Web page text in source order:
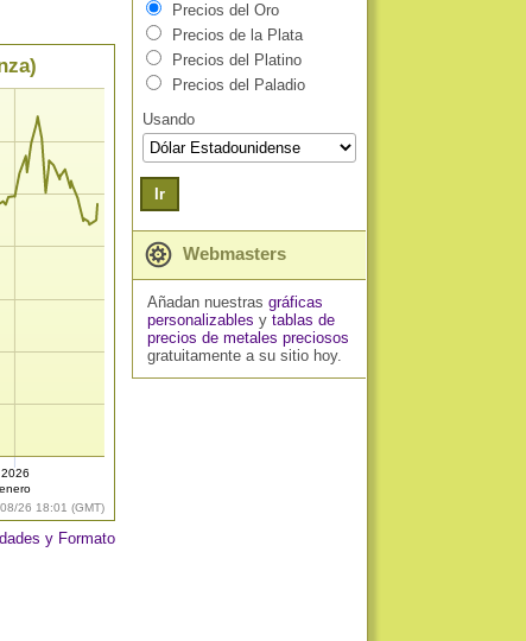
26 18:01 (GMT)
2026
enero
y Formato
Precios del Oro
Precios de la Plata
Precios del Platino
Precios del Paladio
Usando
Ir
Webmasters
Añadan nuestras gráficas
personalizables y tablas de
precios de metales preciosos
gratuitamente a su sitio hoy.